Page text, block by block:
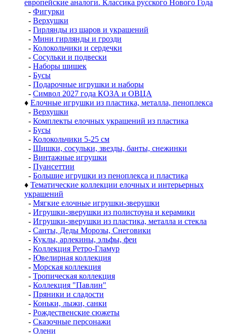
европейские аналоги. Классика русского Нового Года
- Фигурки
- Верхушки
- Гирлянды из шаров и украшений
- Мини гирлянды и грозди
- Колокольчики и сердечки
- Сосульки и подвески
- Наборы шишек
- Бусы
- Подарочные игрушки и наборы
- Символ 2027 года КОЗА и ОВЦА
♦ Елочные игрушки из пластика, металла, пеноплекса
- Верхушки
- Комплекты елочных украшений из пластика
- Бусы
- Колокольчики 5-25 см
- Шишки, сосульки, звезды, банты, снежинки
- Винтажные игрушки
- Пуансеттии
- Большие игрушки из пеноплекса и пластика
♦ Тематические коллекции елочных и интерьерных
украшений
- Мягкие елочные игрушки-зверушки
- Игрушки-зверушки из полистоуна и керамики
- Игрушки-зверушки из пластика, металла и стекла
- Санты, Деды Морозы, Снеговики
- Куклы, арлекины, эльфы, феи
- Коллекция Ретро-Гламур
- Ювелирная коллекция
- Морская коллекция
- Тропическая коллекция
- Коллекция "Павлин"
- Пряники и сладости
- Коньки, лыжи, санки
- Рождественские сюжеты
- Сказочные персонажи
- Олени